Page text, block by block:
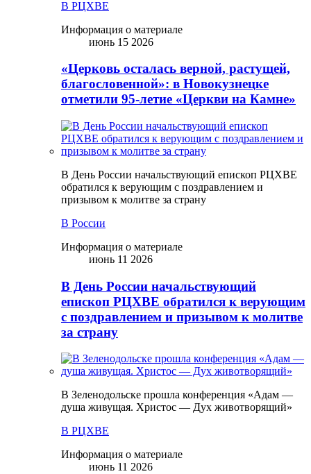
В РЦХВЕ
Информация о материале
июнь 15 2026
«Церковь осталась верной, растущей,
благословенной»: в Новокузнецке
отметили 95-летие «Церкви на Камне»
В День России начальствующий епископ РЦХВЕ
обратился к верующим с поздравлением и
призывом к молитве за страну
В России
Информация о материале
июнь 11 2026
В День России начальствующий
епископ РЦХВЕ обратился к верующим
с поздравлением и призывом к молитве
за страну
В Зеленодольске прошла конференция «Адам —
душа живущая. Христос — Дух животворящий»
В РЦХВЕ
Информация о материале
июнь 11 2026